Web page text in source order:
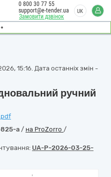
Замовити дзвінок
0 800 30 77 55
support@e-tender.ua
UK
15:16. Дата останніх змін -
ручний
a / на ProZorro /
UA-P-2026-03-25-